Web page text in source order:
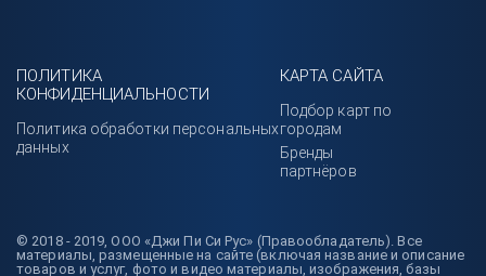
© 2018 - 2019, ООО «Джи Пи Си Рус» (Правообладатель). Все
материалы, размещенные на сайте (включая название и описание
товаров и услуг, фото и видео материалы, изображения, базы
ПОЛИТИКА
КОНФИДЕНЦИАЛЬНОСТИ
Политика обработки персональных
данных
КАРТА САЙТА
Подбор карт по
городам
Бренды
партнёров